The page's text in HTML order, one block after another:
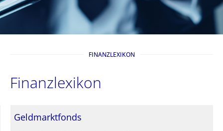
FINANZLEXIKON
Finanzlexikon
Geldmarktfonds